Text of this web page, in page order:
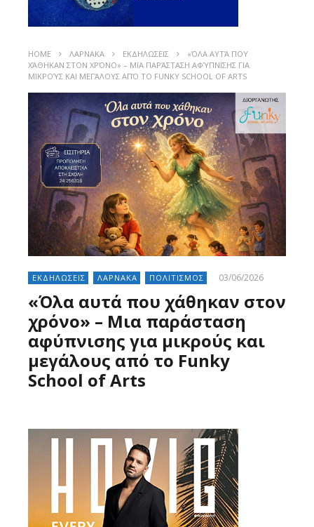
HOME ΛΑΡΝΑΚΑ ΕΚΔΗΛΩΣΕΙΣ
«ΌΛΑ ΑΥΤΆ ΠΟΥ
ΧΆΘΗΚΑΝ ΣΤΟΝ ΧΡΌΝΟ» – ΜΙΑ ΠΑΡΆΣΤΑΣΗ ΑΦΎΠΝΙΣΗΣ ΓΙΑ
ΜΙΚΡΟΎΣ ΚΑΙ ΜΕΓΆΛΟΥΣ ΑΠΌ ΤΟ FUNKY SCHOOL OF ARTS
ΕΚΔΗΛΩΣΕΙΣ ΛΑΡΝΑΚΑ ΠΟΛΙΤΙΣΜΟΣ 03/06/2026
«Όλα αυτά που χάθηκαν στον
χρόνο» – Μια παράσταση
αφύπνισης για μικρούς και
μεγάλους από το Funky
School of Arts